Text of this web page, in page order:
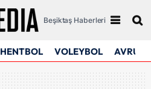
Beşiktaş Haberleri
HENTBOL VOLEYBOL